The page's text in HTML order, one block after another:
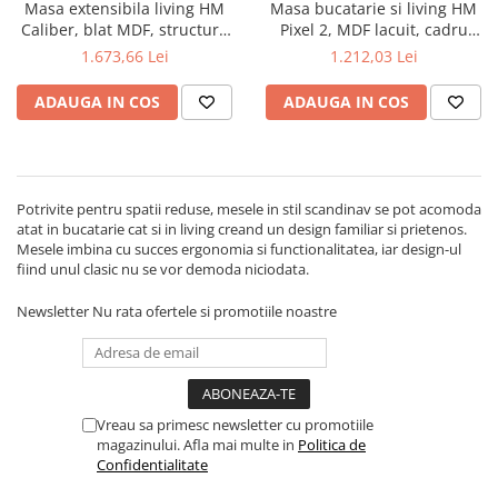
Saltele Pocket
Saltele cu arcuri impachetate
individual
Saltele Memory Pocket
Saltele Memory Foam
Saltele cu plasa arcuri
Saltele cu spuma
Saltele cu spuma
Saltele cu spuma poliuretanica
Saltele Latex
Saltele Memory
Saltele 140x200
Saltele 180x200
Top saltele
Noptiere
Paturi
Masute de toaleta
Mobila living
Comode living
Set mese plus scaune
Mobilier birou
Scaune ergonomice
Etajere Birou
Scaune pentru birou
Scaune birou
Scaune profesionale
Scaune Lemn
Scaune resigilate
Scaune gradinita
Scaune conferinta
Scaune terasa si outdoor
Masa extensibila living HM
Caliber, blat MDF, structura
metalica, 160-200x90x76 cm,
1.673,66 Lei
ADAUGA IN COS
Masa bucatarie si living HM
Pixel 2, MDF lacuit, cadru
metalic, 120x76 cm, 4
1.212,03 Lei
ADAUGA IN COS
Potrivite pentru spatii reduse, mesele in stil scandinav se pot acomoda
atat in bucatarie cat si in living creand un design familiar si prietenos.
Mesele imbina cu succes ergonomia si functionalitatea, iar design-ul
fiind unul clasic nu se vor demoda niciodata.
Newsletter Nu rata ofertele si promotiile noastre
Vreau sa primesc newsletter cu promotiile
magazinului. Afla mai multe in Politica de
Confidentialitate